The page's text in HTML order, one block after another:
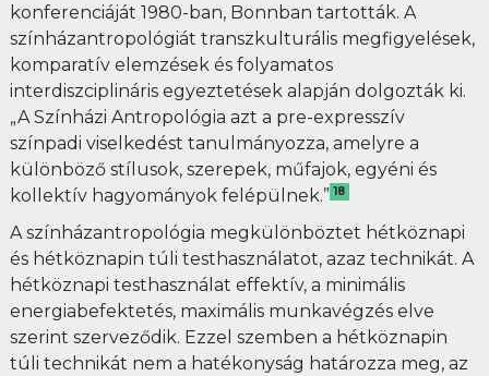
konferenciáját 1980-ban, Bonnban tartották. A
színházantropológiát transzkulturális megfigyelések,
komparatív elemzések és folyamatos
interdiszciplináris egyeztetések alapján dolgozták ki.
„A Színházi Antropológia azt a pre-expresszív
színpadi viselkedést tanulmányozza, amelyre a
különböző stílusok, szerepek, műfajok, egyéni és
kollektív hagyományok felépülnek.” 18
A színházantropológia megkülönböztet hétköznapi
és hétköznapin túli testhasználatot, azaz technikát. A
hétköznapi testhasználat effektív, a minimális
energiabefektetés, maximális munkavégzés elve
szerint szerveződik. Ezzel szemben a hétköznapin
túli technikát nem a hatékonyság határozza meg, az